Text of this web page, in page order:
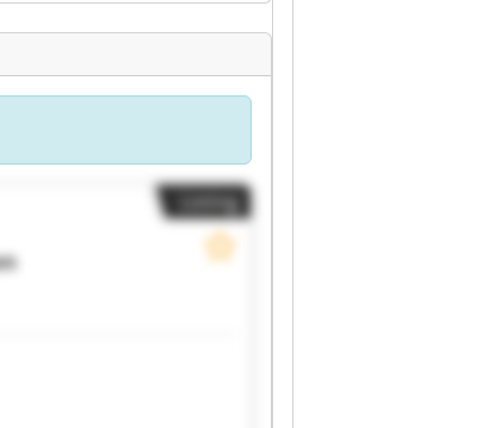
Listing